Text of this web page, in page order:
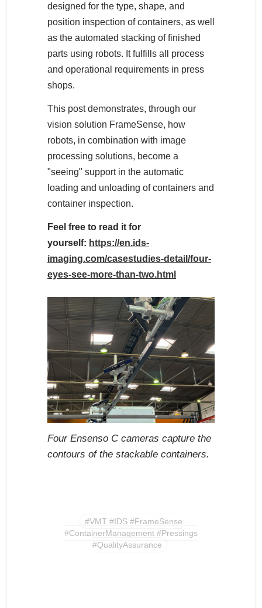
designed for the type, shape, and
position inspection of containers, as well
as the automated stacking of finished
parts using robots. It fulfills all process
and operational requirements in press
shops.
This post demonstrates, through our
vision solution FrameSense, how
robots, in combination with image
processing solutions, become a
"seeing" support in the automatic
loading and unloading of containers and
container inspection.
Feel free to read it for
yourself: https://en.ids-
imaging.com/casestudies-detail/four-
eyes-see-more-than-two.html
Four Ensenso C cameras capture the
contours of the stackable containers.
#VMT #IDS #FrameSense
#ContainerManagement #Pressings
#QualityAssurance